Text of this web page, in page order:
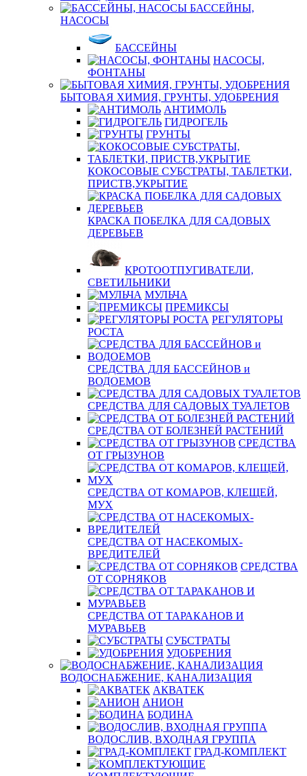
БАССЕЙНЫ,
НАСОСЫ
БАССЕЙНЫ
НАСОСЫ,
ФОНТАНЫ
БЫТОВАЯ ХИМИЯ, ГРУНТЫ, УДОБРЕНИЯ
АНТИМОЛЬ
ГИДРОГЕЛЬ
ГРУНТЫ
КОКОСОВЫЕ СУБСТРАТЫ, ТАБЛЕТКИ,
ПРИСТВ,УКРЫТИЕ
КРАСКА ПОБЕЛКА ДЛЯ САДОВЫХ
ДЕРЕВЬЕВ
КРОТООТПУГИВАТЕЛИ,
СВЕТИЛЬНИКИ
МУЛЬЧА
ПРЕМИКСЫ
РЕГУЛЯТОРЫ
РОСТА
СРЕДСТВА ДЛЯ БАССЕЙНОВ и
ВОДОЕМОВ
СРЕДСТВА ДЛЯ САДОВЫХ ТУАЛЕТОВ
СРЕДСТВА ОТ БОЛЕЗНЕЙ РАСТЕНИЙ
СРЕДСТВА
ОТ ГРЫЗУНОВ
СРЕДСТВА ОТ КОМАРОВ, КЛЕЩЕЙ,
МУХ
СРЕДСТВА ОТ НАСЕКОМЫХ-
ВРЕДИТЕЛЕЙ
СРЕДСТВА
ОТ СОРНЯКОВ
СРЕДСТВА ОТ ТАРАКАНОВ И
МУРАВЬЕВ
СУБСТРАТЫ
УДОБРЕНИЯ
ВОДОСНАБЖЕНИЕ, КАНАЛИЗАЦИЯ
АКВАТЕК
АНИОН
БОДИНА
ВОДОСЛИВ, ВХОДНАЯ ГРУППА
ГРАД-КОМПЛЕКТ